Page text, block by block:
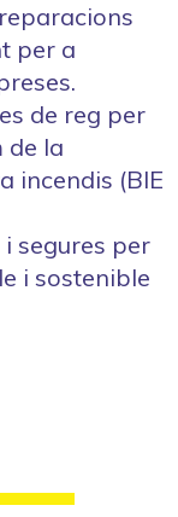
per a
de reg per
de la
incendis (BIE
segures per
i sostenible